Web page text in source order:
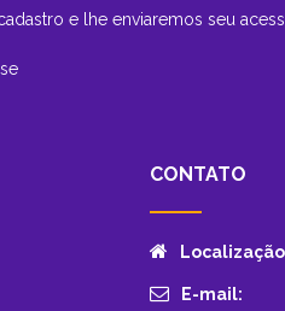
e lhe enviaremos seu
CONTATO
E-mail: